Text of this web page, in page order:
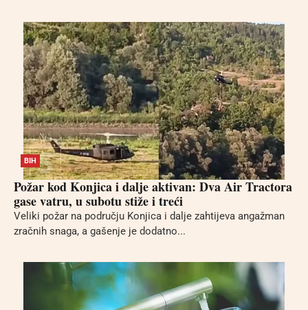
BIH
Požar kod Konjica i dalje aktivan: Dva Air Tractora
gase vatru, u subotu stiže i treći
Veliki požar na području Konjica i dalje zahtijeva angažman
zračnih snaga, a gašenje je dodatno...